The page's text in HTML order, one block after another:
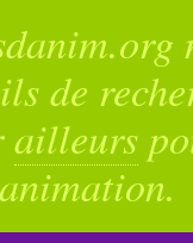
de
ailleurs